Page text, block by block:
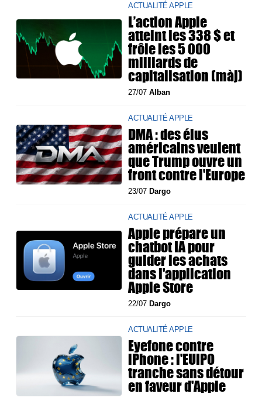
ACTUALITÉ APPLE
L’action Apple
atteint les 338 $ et
frôle les 5 000
milliards de
capitalisation (màj)
27/07Alban
ACTUALITÉ APPLE
DMA : des élus
américains veulent
que Trump ouvre un
front contre l'Europe
23/07 Dargo
ACTUALITÉ APPLE
Apple prépare un
chatbot IA pour
guider les achats
dans l'application
Apple Store
22/07 Dargo
ACTUALITÉ APPLE
Eyefone contre
iPhone : l'EUIPO
tranche sans détour
en faveur d'Apple